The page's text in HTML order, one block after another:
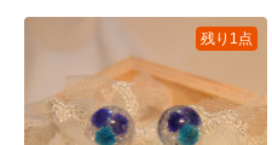
残り1点